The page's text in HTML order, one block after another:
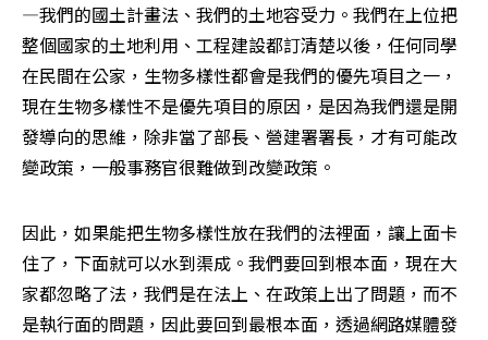
—我們的國土計畫法、我們的土地容受力。我們在上位把
整個國家的土地利用、工程建設都訂清楚以後，任何同學
在民間在公家，生物多樣性都會是我們的優先項目之一，
現在生物多樣性不是優先項目的原因，是因為我們還是開
發導向的思維，除非當了部長、營建署署長，才有可能改
變政策，一般事務官很難做到改變政策。
因此，如果能把生物多樣性放在我們的法裡面，讓上面卡
住了，下面就可以水到渠成。我們要回到根本面，現在大
家都忽略了法，我們是在法上、在政策上出了問題，而不
是執行面的問題，因此要回到最根本面，透過網路媒體發